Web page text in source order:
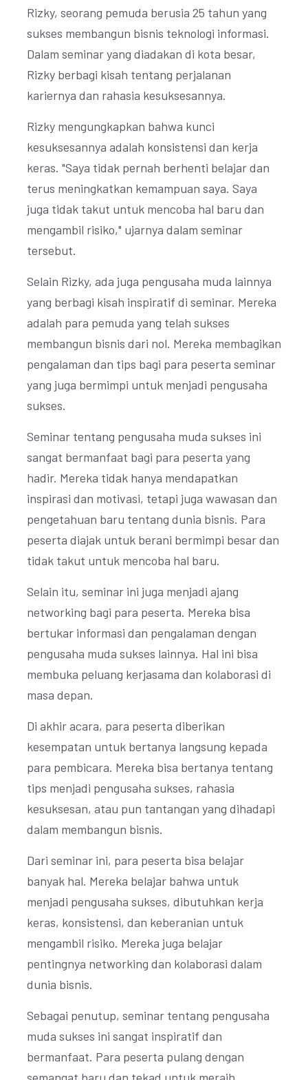
Rizky, seorang pemuda berusia 25 tahun yang
sukses membangun bisnis teknologi informasi.
Dalam seminar yang diadakan di kota besar,
Rizky berbagi kisah tentang perjalanan
kariernya dan rahasia kesuksesannya.
Rizky mengungkapkan bahwa kunci
kesuksesannya adalah konsistensi dan kerja
keras. "Saya tidak pernah berhenti belajar dan
terus meningkatkan kemampuan saya. Saya
juga tidak takut untuk mencoba hal baru dan
mengambil risiko," ujarnya dalam seminar
tersebut.
Selain Rizky, ada juga pengusaha muda lainnya
yang berbagi kisah inspiratif di seminar. Mereka
adalah para pemuda yang telah sukses
membangun bisnis dari nol. Mereka membagikan
pengalaman dan tips bagi para peserta seminar
yang juga bermimpi untuk menjadi pengusaha
sukses.
Seminar tentang pengusaha muda sukses ini
sangat bermanfaat bagi para peserta yang
hadir. Mereka tidak hanya mendapatkan
inspirasi dan motivasi, tetapi juga wawasan dan
pengetahuan baru tentang dunia bisnis. Para
peserta diajak untuk berani bermimpi besar dan
tidak takut untuk mencoba hal baru.
Selain itu, seminar ini juga menjadi ajang
networking bagi para peserta. Mereka bisa
bertukar informasi dan pengalaman dengan
pengusaha muda sukses lainnya. Hal ini bisa
membuka peluang kerjasama dan kolaborasi di
masa depan.
Di akhir acara, para peserta diberikan
kesempatan untuk bertanya langsung kepada
para pembicara. Mereka bisa bertanya tentang
tips menjadi pengusaha sukses, rahasia
kesuksesan, atau pun tantangan yang dihadapi
dalam membangun bisnis.
Dari seminar ini, para peserta bisa belajar
banyak hal. Mereka belajar bahwa untuk
menjadi pengusaha sukses, dibutuhkan kerja
keras, konsistensi, dan keberanian untuk
mengambil risiko. Mereka juga belajar
pentingnya networking dan kolaborasi dalam
dunia bisnis.
Sebagai penutup, seminar tentang pengusaha
muda sukses ini sangat inspiratif dan
bermanfaat. Para peserta pulang dengan